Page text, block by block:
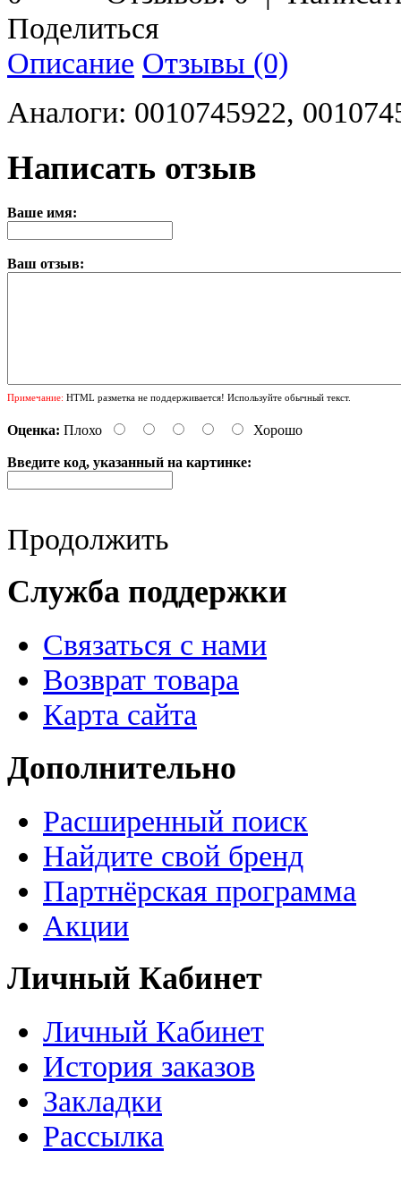
Поделиться
Описание Отзывы (0)
Аналоги: 0010745922,
Написать отзыв
Ваше имя:
Ваш отзыв:
Примечание: HTML разметка не поддерживается! Используйте обычный текст.
Оценка: Плохо Хорошо
Введите код, указанный на картинке:
Продолжить
Служба поддержки
Связаться с нами
Возврат товара
Карта сайта
Дополнительно
Расширенный поиск
Найдите свой бренд
Партнёрская программа
Акции
Личный Кабинет
Личный Кабинет
История заказов
Закладки
Рассылка